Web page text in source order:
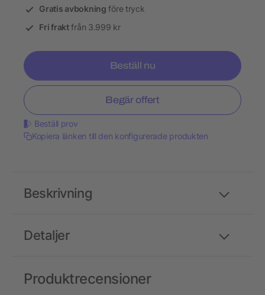
Gratis avbokning före tryck
Fri fraktfrån 3.999 kr
Beställ nu
Begär offert
Beställ prov
Kopiera länken till den konfigurerade produkten
Detaljer
Beskrivning
Produktrecensioner